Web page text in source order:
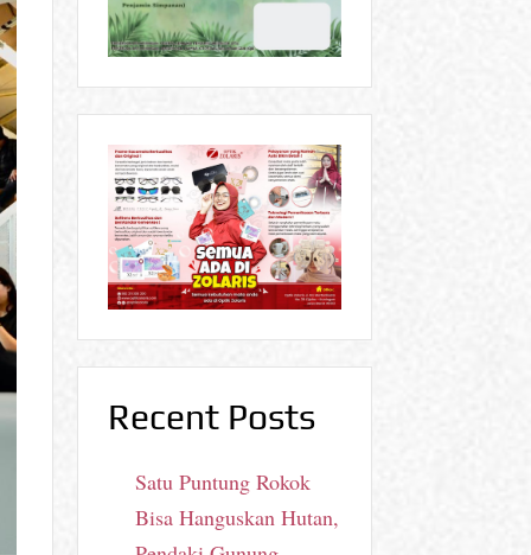
Recent Posts
Satu Puntung Rokok
Bisa Hanguskan Hutan,